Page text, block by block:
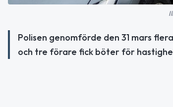
Polisen genomförde den 31 mars
och tre förare fick böter för